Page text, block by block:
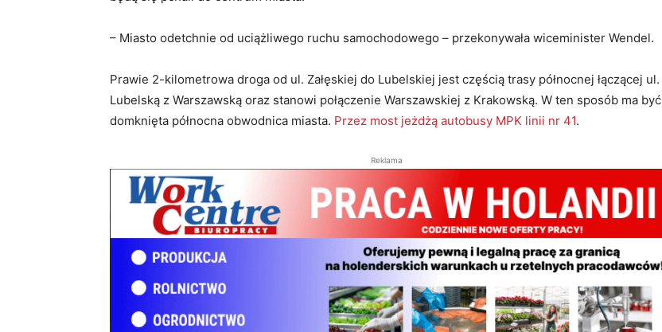
– Miasto odetchnie od uciążliwego ruchu samochodowego – przekonywała wiceminister Wendel.
Prawie 2-kilometrowa droga od ul. Załęskiej do Lubelskiej jest częścią trasy północnej łączącej ul.
Lubelską z Warszawską oraz stanowi połączenie Warszawskiej z Krakowską. W ten sposób ma być
domknięta północna obwodnica miasta. Przez most jeżdżą autobusy MPK linii nr 41.
Reklama